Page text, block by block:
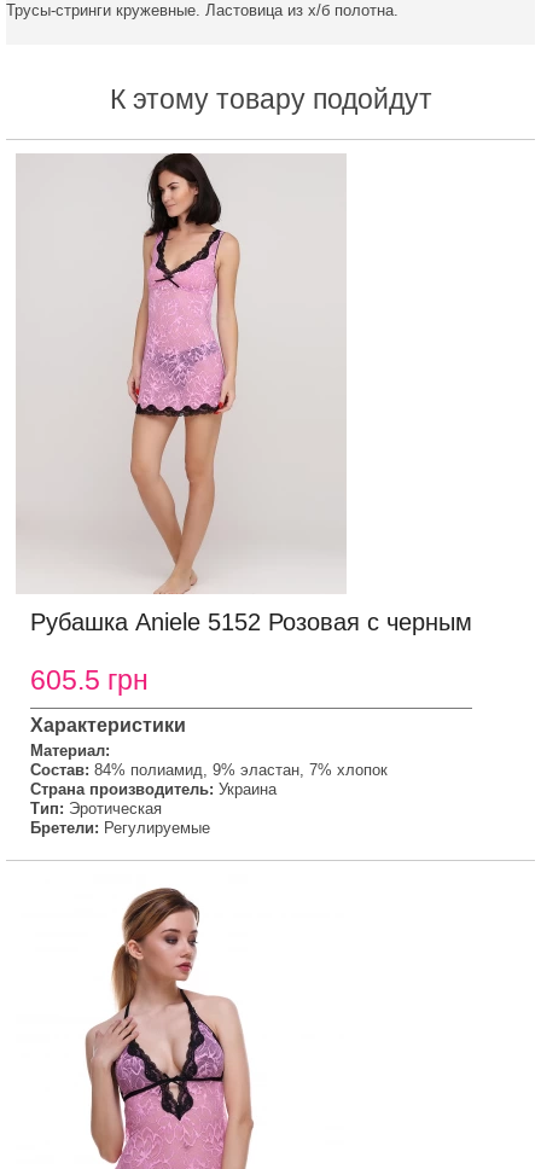
Трусы-стринги кружевные. Ластовица из х/б полотна.
К этому товару подойдут
Рубашка Aniele 5152 Розовая с черным
605.5 грн
Характеристики
Материал:
Состав: 84% полиамид, 9% эластан, 7% хлопок
Страна производитель: Украина
Тип: Эротическая
Бретели: Регулируемые